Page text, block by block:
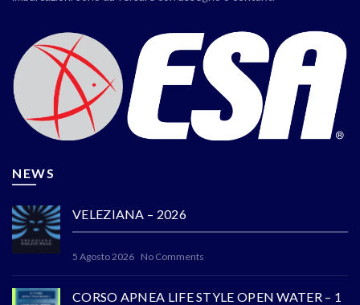
NEWS
VELEZIANA – 2026
5 Agosto 2026 No Comments
CORSO APNEA LIFE STYLE OPEN WATER – 1